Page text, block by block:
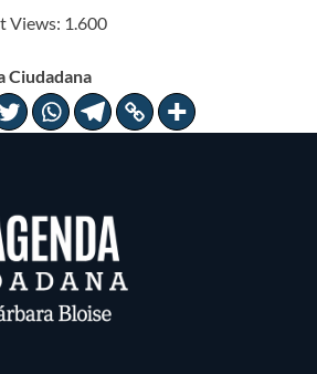
Views: 1.600
Ciudadana